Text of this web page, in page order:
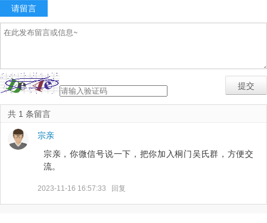
请留言
共 1 条留言
宗亲
宗亲，你微信号说一下，把你加入桐门吴氏群，方便交
流。
2023-11-16 16:57:33 回复